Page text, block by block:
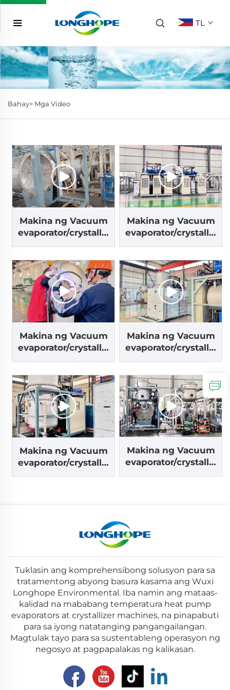
TL
Bahay> Mga Video
Makina ng Vacuum
evaporator/crystalliz
er
Makina ng Vacuum
evaporator/crystalliz
er
Makina ng Vacuum
evaporator/crystalliz
er
Makina ng Vacuum
evaporator/crystalliz
er
Makina ng Vacuum
evaporator/crystalliz
er
Makina ng Vacuum
evaporator/crystalliz
er
Tuklasin ang komprehensibong solusyon para sa
tratamentong abyong basura kasama ang Wuxi
Longhope Environmental. Iba namin ang mataas-
kalidad na mababang temperatura heat pump
evaporators at crystallizer machines, na pinapabuti
para sa iyong natatanging pangangailangan.
Magtulak tayo para sa sustentableng operasyon ng
negosyo at pagpapalakas ng kalikasan.